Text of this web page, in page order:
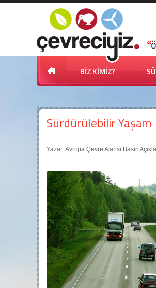
BİZ KİMİZ?
Sürdürülebilir Yaşam
Yazar: Avrupa Çevre Ajansı Basın